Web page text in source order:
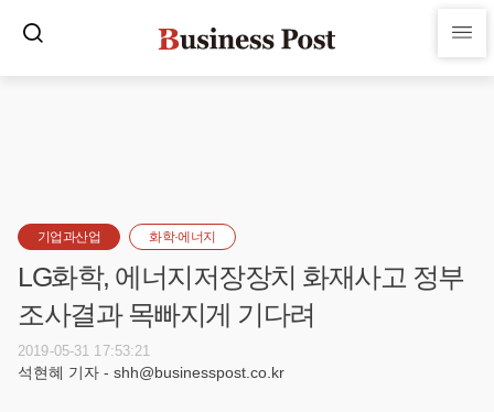
기업과산업 화학·에너지
LG화학, 에너지저장장치 화재사고 정부
조사결과 목빠지게 기다려
2019-05-31 17:53:21
석현혜 기자 - shh@businesspost.co.kr